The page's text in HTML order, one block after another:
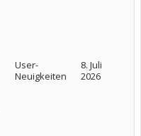
User-
Neuigkeiten
8. Juli
2026